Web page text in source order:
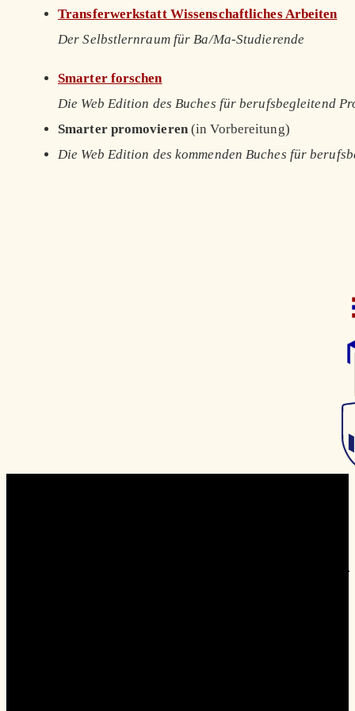
Transferwerkstatt Wissenschaftliches Arbeiten
Der Selbstlernraum für Ba/Ma-Studierende
Smarter forschen
Die Web Edition des Buches für berufsbegleitend
Smarter promovieren(in Vorbereitung)
Die Web Edition des kommenden Buches für